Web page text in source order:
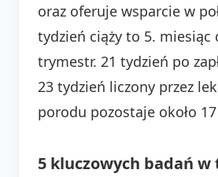
oraz oferuje wsparcie w
tydzień ciąży to 5. miesiąc
trymestr. 21 tydzień po
23 tydzień liczony przez
porodu pozostaje około
5 kluczowych badań